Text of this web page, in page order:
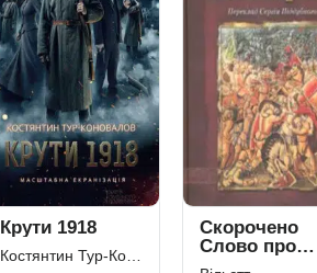
Крути 1918
Скорочено
Слово про
похід Ігорів